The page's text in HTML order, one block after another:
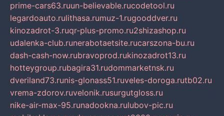
prime-cars63.ruun-believable.rucodetool.ru
legardoauto.rulithasa.rumuz-1.rugooddver.ru
kinozadrot-3.ruqr-plus-promo.ru2shizashop.ru
udalenka-club.runerabotaetsite.rucarszona-bu.ru
dash-cash-now.rubravoprod.rukinozadrot13.ru
hotteygroup.rubagira31.rudommarketnsk.ru
dveriland73.runis-glonass51.ruveles-doroga.rutb02.ru
vrema-zdorov.ruvelonik.rusurgutgloss.ru
nike-air-max-95.runadookna.rulubov-pic.ru